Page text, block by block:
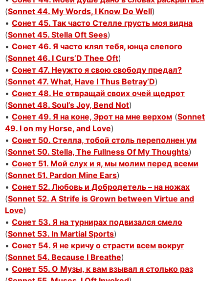
(Sonnet 44. My Words, I Know Do Well)
• Сонет 45. Так часто Стелле грусть моя видна
(Sonnet 45. Stella Oft Sees)
• Сонет 46. Я часто клял тебя, юнца слепого
(Sonnet 46. I Curs’D Thee Oft)
• Сонет 47. Неужто я свою свободу предал?
(Sonnet 47. What, Have I Thus Betray’D)
• Сонет 48. Не отвращай своих очей щедрот
(Sonnet 48. Soul’s Joy, Bend Not)
• Сонет 49. Я на коне, Эрот на мне верхом (Sonnet
49. I on my Horse, and Love)
• Сонет 50. Стелла, тобой столь переполнен ум
(Sonnet 50. Stella, The Fullness Of My Thoughts)
• Сонет 51. Мой слух и я, мы молим перед всеми
(Sonnet 51. Pardon Mine Ears)
• Сонет 52. Любовь и Добродетель – на ножах
(Sonnet 52. A Strife is Grown between Virtue and
Love)
• Сонет 53. Я на турнирах подвизался смело
(Sonnet 53. In Martial Sports)
• Сонет 54. Я не кричу о страсти всем вокруг
(Sonnet 54. Because I Breathe)
• Сонет 55. О Музы, к вам взывал я столько раз